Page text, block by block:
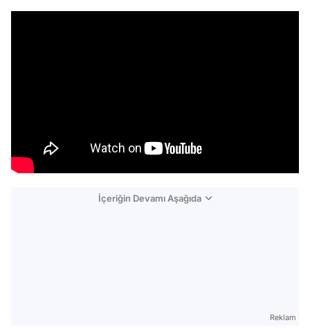
İçeriğin Devamı Aşağıda
Reklam